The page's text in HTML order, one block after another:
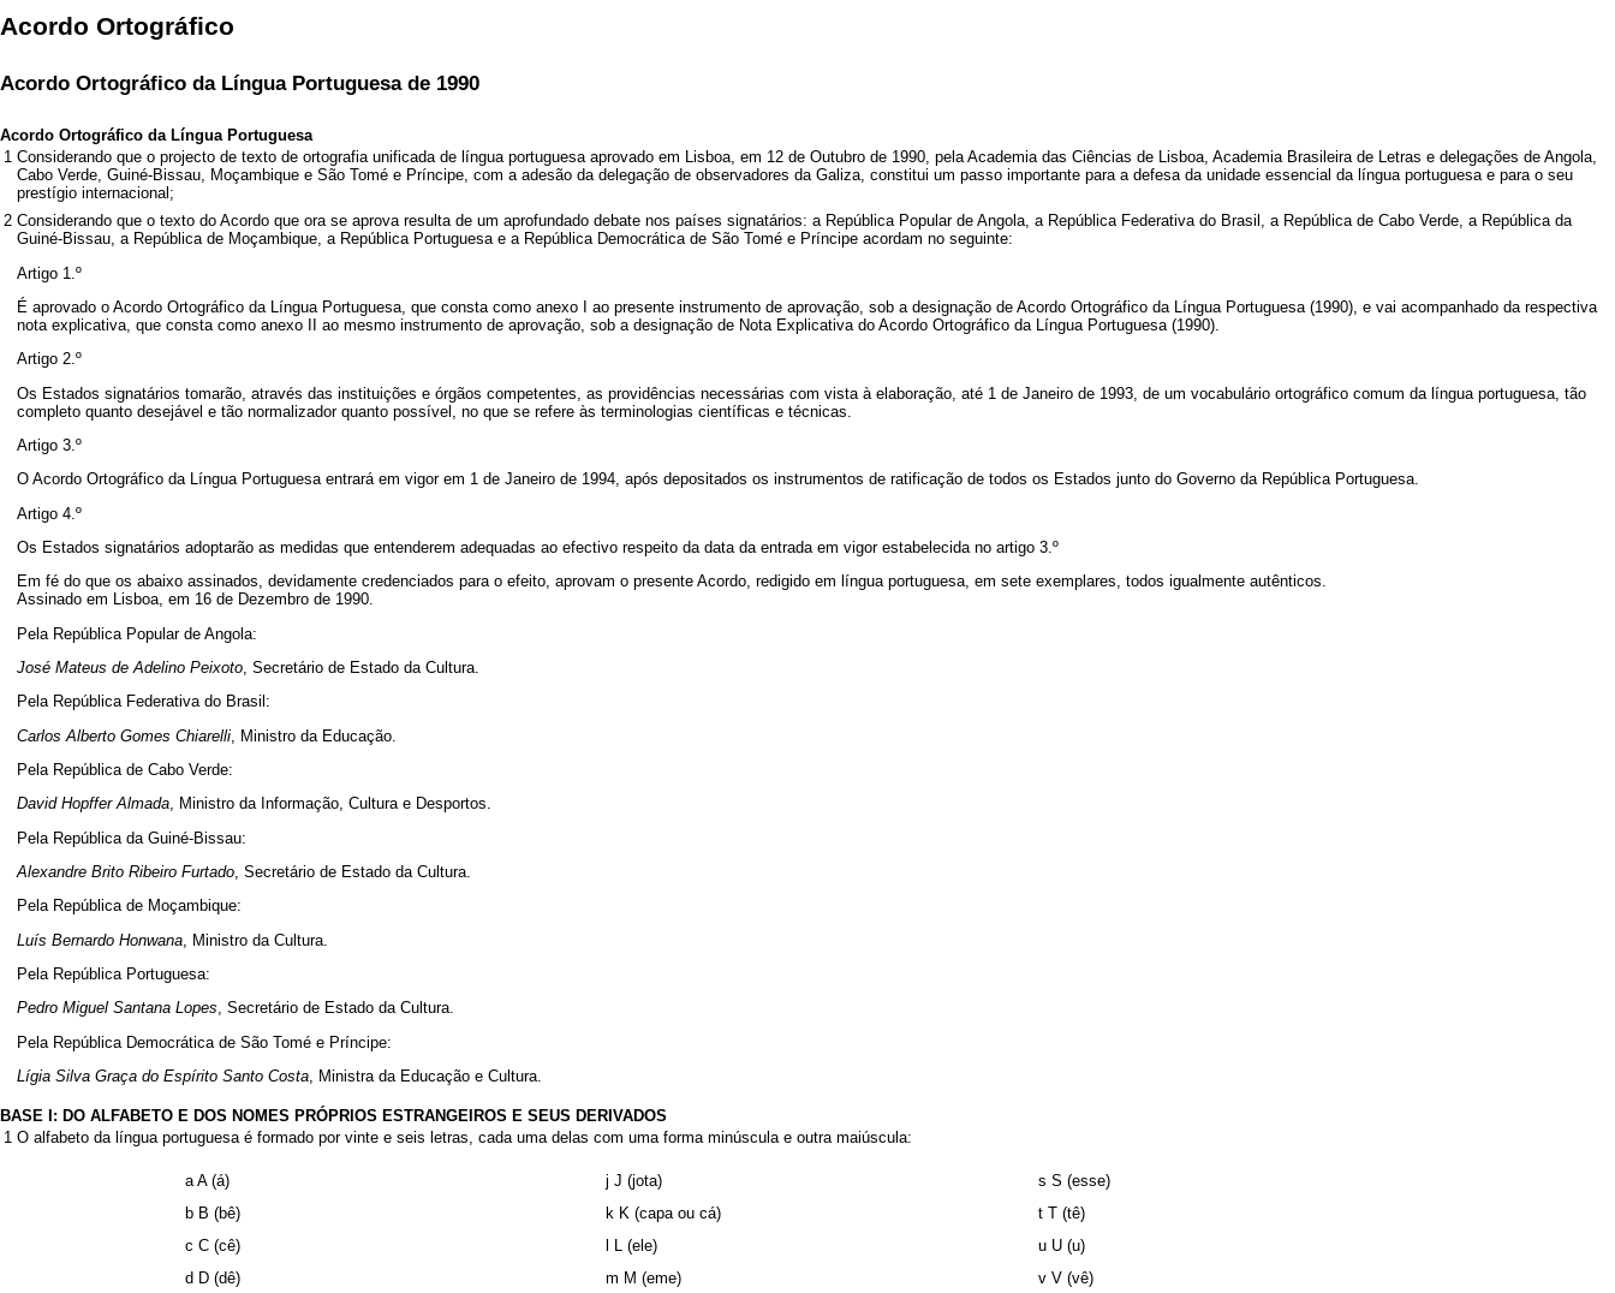
Acordo Ortográfico
Acordo Ortográfico da Língua Portuguesa de 1990
Acordo Ortográfico da Língua Portuguesa
1 Considerando que o projecto de texto de ortografia unificada de língua portuguesa aprovado em Lisboa, em 12 de Outubro de 1990, pela Academia das Ciências de Lisboa, Academia Brasileira de Letras e delegações de Angola,
Cabo Verde, Guiné-Bissau, Moçambique e São Tomé e Príncipe, com a adesão da delegação de observadores da Galiza, constitui um passo importante para a defesa da unidade essencial da língua portuguesa e para o seu
prestígio internacional;
2 Considerando que o texto do Acordo que ora se aprova resulta de um aprofundado debate nos países signatários: a República Popular de Angola, a República Federativa do Brasil, a República de Cabo Verde, a República da
Guiné-Bissau, a República de Moçambique, a República Portuguesa e a República Democrática de São Tomé e Príncipe acordam no seguinte:
Artigo 1.º
É aprovado o Acordo Ortográfico da Língua Portuguesa, que consta como anexo I ao presente instrumento de aprovação, sob a designação de Acordo Ortográfico da Língua Portuguesa (1990), e vai acompanhado da respectiva
nota explicativa, que consta como anexo II ao mesmo instrumento de aprovação, sob a designação de Nota Explicativa do Acordo Ortográfico da Língua Portuguesa (1990).
Artigo 2.º
Os Estados signatários tomarão, através das instituições e órgãos competentes, as providências necessárias com vista à elaboração, até 1 de Janeiro de 1993, de um vocabulário ortográfico comum da língua portuguesa, tão
completo quanto desejável e tão normalizador quanto possível, no que se refere às terminologias científicas e técnicas.
Artigo 3.º
O Acordo Ortográfico da Língua Portuguesa entrará em vigor em 1 de Janeiro de 1994, após depositados os instrumentos de ratificação de todos os Estados junto do Governo da República Portuguesa.
Artigo 4.º
Os Estados signatários adoptarão as medidas que entenderem adequadas ao efectivo respeito da data da entrada em vigor estabelecida no artigo 3.º
Em fé do que os abaixo assinados, devidamente credenciados para o efeito, aprovam o presente Acordo, redigido em língua portuguesa, em sete exemplares, todos igualmente autênticos.
Assinado em Lisboa, em 16 de Dezembro de 1990.
Pela República Popular de Angola:
José Mateus de Adelino Peixoto , Secretário de Estado da Cultura.
Pela República Federativa do Brasil:
Carlos Alberto Gomes Chiarelli , Ministro da Educação.
Pela República de Cabo Verde:
David Hopffer Almada, Ministro da Informação, Cultura e Desportos.
Pela República da Guiné-Bissau:
Alexandre Brito Ribeiro Furtado , Secretário de Estado da Cultura.
Pela República de Moçambique:
Luís Bernardo Honwana , Ministro da Cultura.
Pela República Portuguesa:
Pedro Miguel Santana Lopes, Secretário de Estado da Cultura.
Pela República Democrática de São Tomé e Príncipe:
Lígia Silva Graça do Espírito Santo Costa , Ministra da Educação e Cultura.
BASE I: DO ALFABETO E DOS NOMES PRÓPRIOS ESTRANGEIROS E SEUS DERIVADOS
1 O alfabeto da língua portuguesa é formado por vinte e seis letras, cada uma delas com uma forma minúscula e outra maiúscula:
a A (á) j J (jota)
s S (esse)
b B (bê)
k K (capa ou cá)
t T (tê)
c C (cê)
l L (ele)
u U (u)
d D (dê)
m M (eme)
v V (vê)